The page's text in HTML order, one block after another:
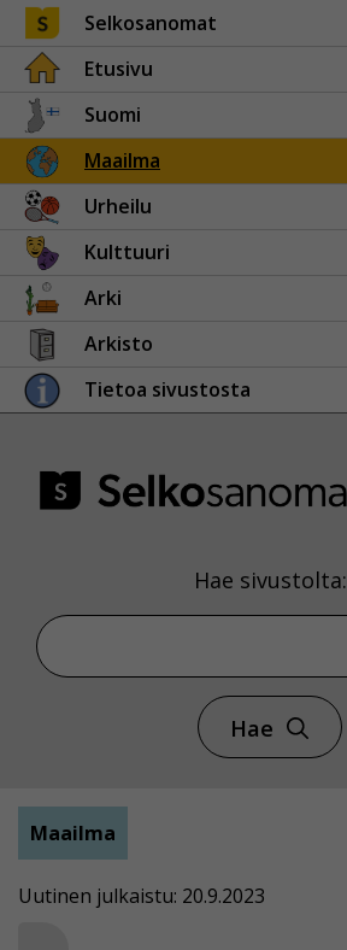
Selkosanomat
Etusivu
Suomi
Maailma
Urheilu
Kulttuuri
Arki
Arkisto
Tietoa sivustosta
Hae sivustolta:
Hae
Maailma
Uutinen julkaistu: 20.9.2023